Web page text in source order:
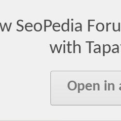
SeoPedia
with
Open in